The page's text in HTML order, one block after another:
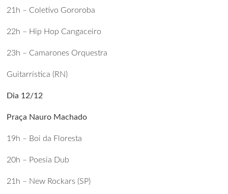
21h – Coletivo Gororoba
22h – Hip Hop Cangaceiro
23h – Camarones Orquestra
Guitarrística (RN)
Dia 12/12
Praça Nauro Machado
19h – Boi da Floresta
20h – Poesia Dub
21h – New Rockars (SP)